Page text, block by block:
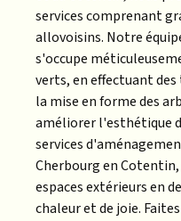
services comprenant
allovoisins. Notre
s'occupe
verts, en effectuant
la mise en forme des
améliorer l'esthétique
services
Cherbourg en
espaces extérieurs en
chaleur et de joie.